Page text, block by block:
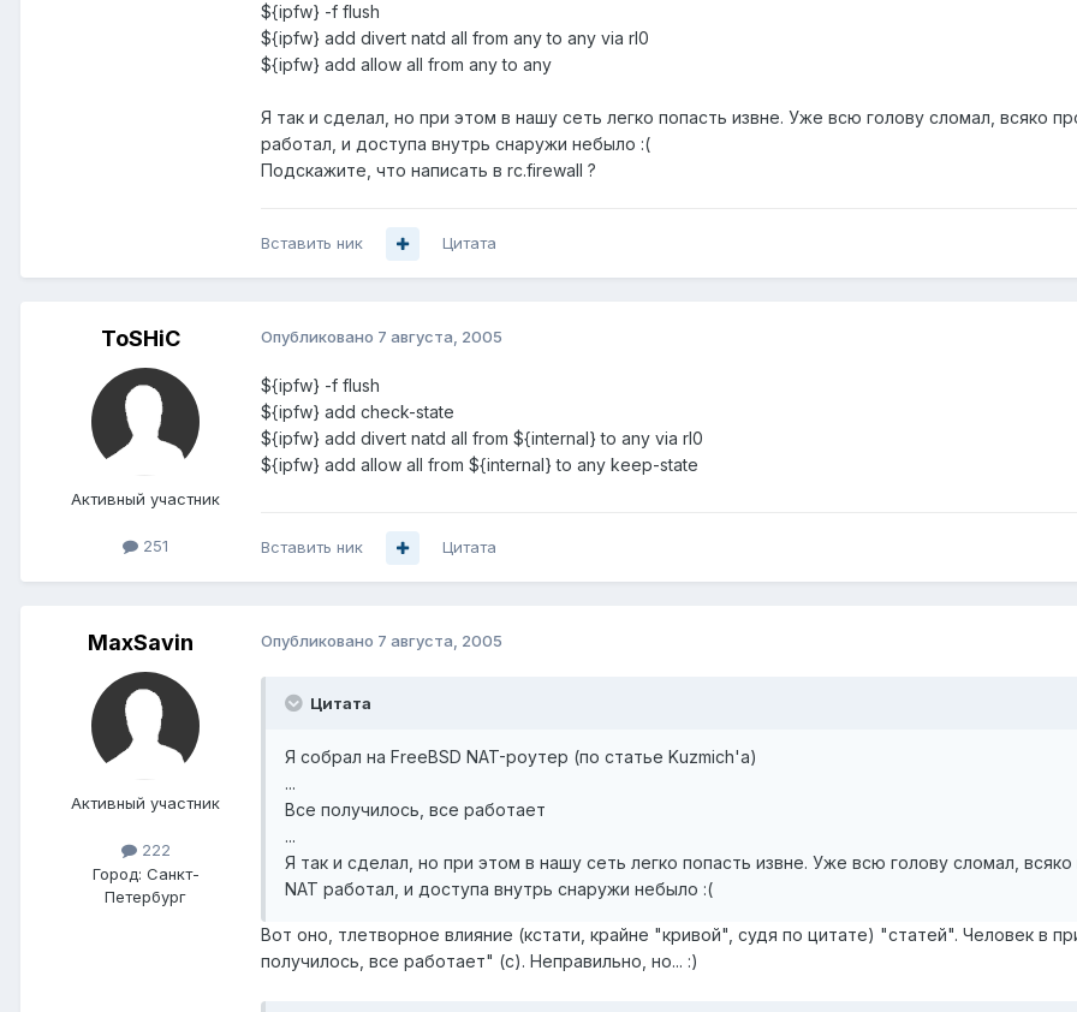
${ipfw} -f flush
${ipfw} add divert natd all from any to any via rl0
${ipfw} add allow all from any to any
Я так и сделал, но при этом в нашу сеть легко попасть извне. Уже всю голову сломал, всяко
работал, и доступа внутрь снаружи небыло :(
Подскажите, что написать в rc.firewall ?
Вставить ник Цитата
ToSHiC
Активный участник
251
Опубликовано 7 августа, 2005
${ipfw} -f flush
${ipfw} add check-state
${ipfw} add divert natd all from ${internal} to any via rl0
${ipfw} add allow all from ${internal} to any keep-state
Вставить ник Цитата
MaxSavin
Активный участник
222
Город: Санкт-
Петербург
Опубликовано 7 августа, 2005
Цитата
Я собрал на FreeBSD NAT-роутер (по статье Kuzmich'a)
...
Все получилось, все работает
...
Я так и сделал, но при этом в нашу сеть легко попасть извне. Уже всю голову сломал,
NAT работал, и доступа внутрь снаружи небыло :(
Вот оно, тлетворное влияние (кстати, крайне "кривой", судя по цитате) "статей". Человек в
получилось, все работает" (с). Неправильно, но... :)